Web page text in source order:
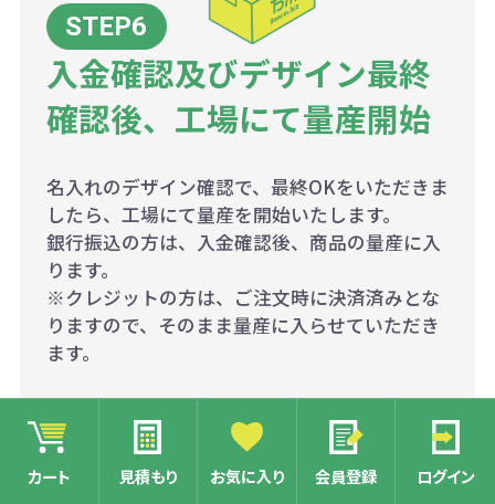
カート 見積もり お気に入り 会員登録 ログイン
入金確認及びデザイン最終
確認後、工場にて量産開始
名入れのデザイン確認で、最終OKをいただきま
したら、工場にて量産を開始いたします。
銀行振込の方は、入金確認後、商品の量産に入
ります。
※クレジットの方は、ご注文時に決済済みとな
りますので、そのまま量産に入らせていただき
ます。